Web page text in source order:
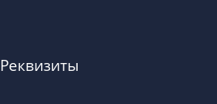
Реквизиты